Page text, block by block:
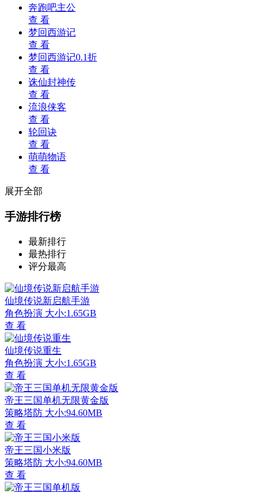
奔跑吧主公
查 看
梦回西游记
查 看
梦回西游记0.1折
查 看
诛仙封神传
查 看
流浪侠客
查 看
轮回诀
查 看
萌萌物语
查 看
展开全部
手游排行榜
最新排行
最热排行
评分最高
仙境传说新启航手游
角色扮演 大小:1.65GB
查 看
仙境传说重生
角色扮演 大小:1.65GB
查 看
帝王三国单机无限黄金版
策略塔防 大小:94.60MB
查 看
帝王三国小米版
策略塔防 大小:94.60MB
查 看